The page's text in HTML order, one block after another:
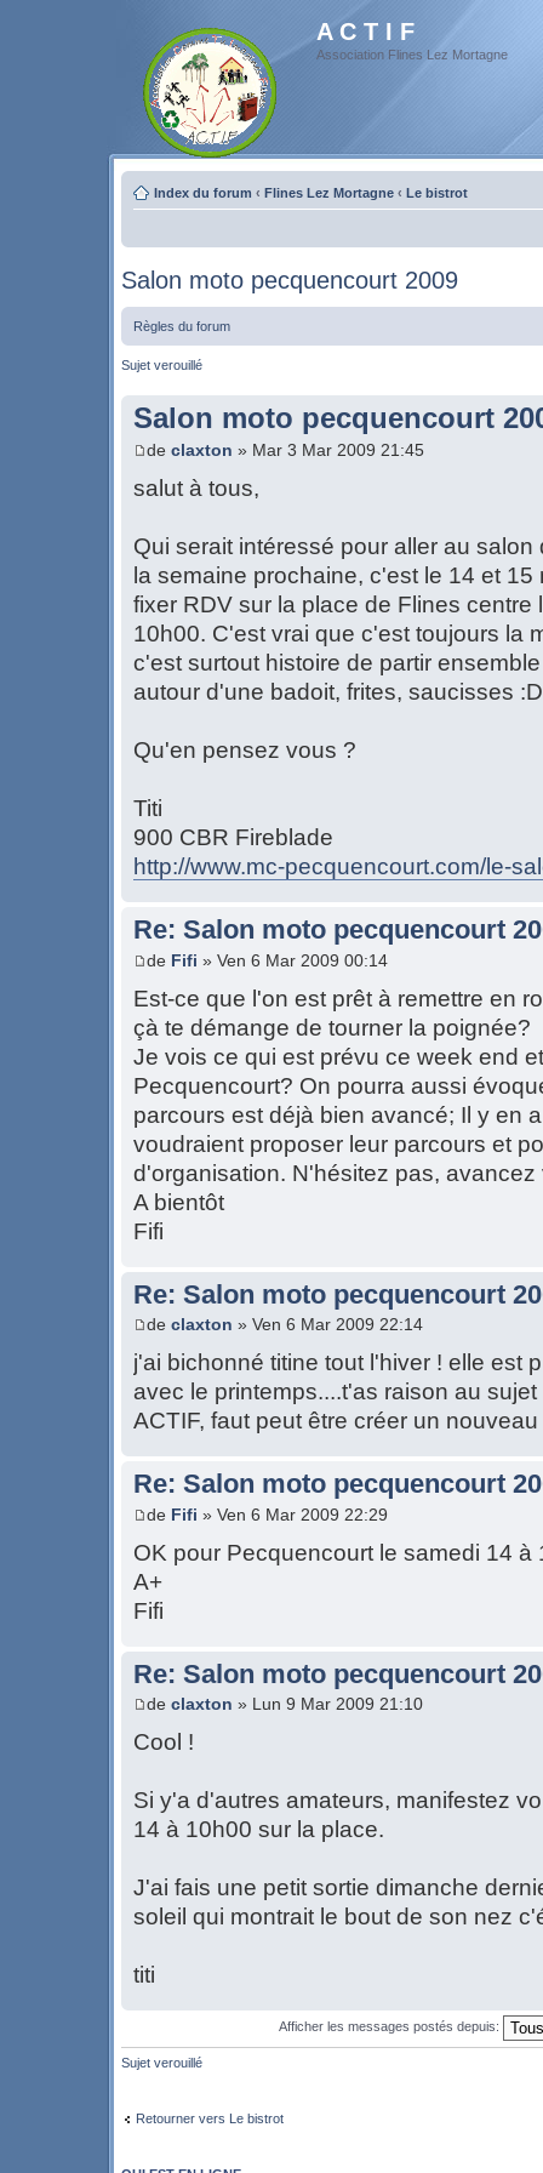
A C T I F
Association Flines Lez Mortagne
Index du forum ‹ Flines Lez Mortagne ‹ Le bistrot
Salon moto pecquencourt 2009
Règles du forum
Sujet verouillé
Salon moto pecquencourt
de claxton » Mar 3 Mar 2009 21:45
salut à tous,
Qui serait intéressé pour aller au
la semaine prochaine, c'est le 14 et
fixer RDV sur la place de Flines centre
10h00. C'est vrai que c'est toujours la
c'est surtout histoire de partir
autour d'une badoit, frites, saucisses :D
Qu'en pensez vous ?
Titi
900 CBR Fireblade
http://www.mc-pecquencourt.com/le-
Re: Salon moto pecquencourt
de Fifi » Ven 6 Mar 2009 00:14
Est-ce que l'on est prêt à remettre en
çà te démange de tourner la poignée?
Je vois ce qui est prévu ce week end
Pecquencourt? On pourra aussi
parcours est déjà bien avancé; Il y en
voudraient proposer leur parcours et
d'organisation. N'hésitez pas, avancez
A bientôt
Fifi
Re: Salon moto pecquencourt
de claxton » Ven 6 Mar 2009 22:14
j'ai bichonné titine tout l'hiver ! elle est
avec le printemps....t'as raison au
ACTIF, faut peut être créer un
Re: Salon moto pecquencourt
de Fifi » Ven 6 Mar 2009 22:29
OK pour Pecquencourt le samedi 14 à
A+
Fifi
Re: Salon moto pecquencourt
de claxton » Lun 9 Mar 2009 21:10
Cool !
Si y'a d'autres amateurs, manifestez
14 à 10h00 sur la place.
J'ai fais une petit sortie dimanche
soleil qui montrait le bout de son nez
titi
Afficher les messages postés depuis:
Sujet verouillé
Retourner vers Le bistrot